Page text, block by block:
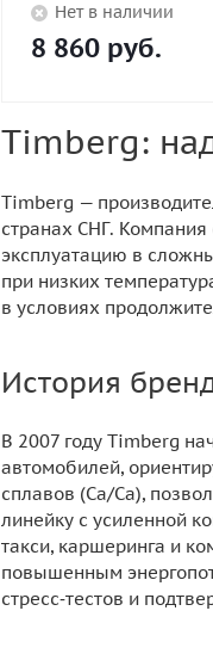
Нет в наличии
8 860 руб.
Timberg:
Timberg —
странах СНГ. Компания
эксплуатацию в
при низких
в условиях
История
В 2007 году Timberg
автомобилей,
сплавов (Ca/Ca),
линейку с усиленной
такси, каршеринга и
повышенным
стресс‑тестов и